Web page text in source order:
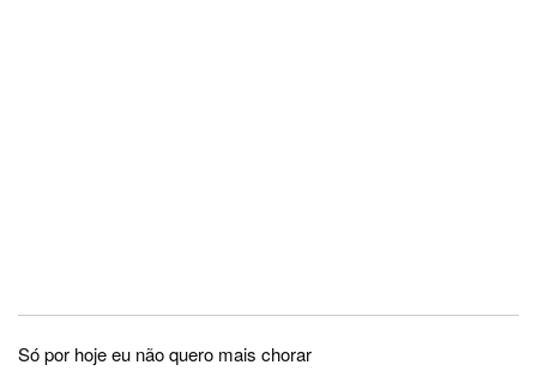
Só por hoje eu não quero mais chorar